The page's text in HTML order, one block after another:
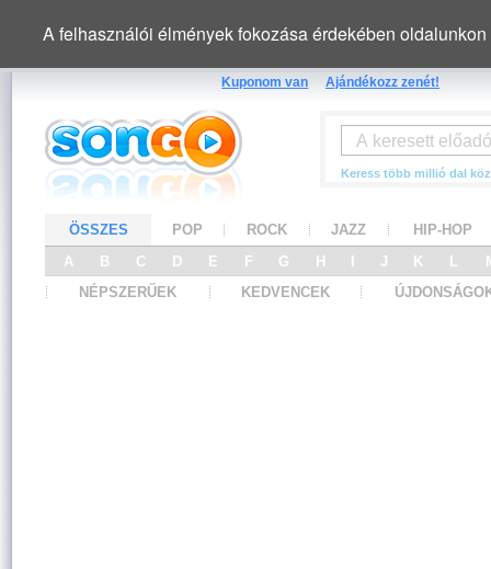
A felhasználói élmények fokozása érdekében
Kuponom van Ajándékozz zenét!
Keress több millió dal
ÖSSZES POP ROCK JAZZ
HIP-HOP
A
B C D E F G H J K L
NÉPSZERŰEK
KEDVENCEK